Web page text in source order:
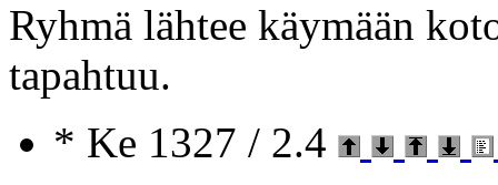
Ryhmä lähtee käymään
tapahtuu.
* Ke 1327 / 2.4